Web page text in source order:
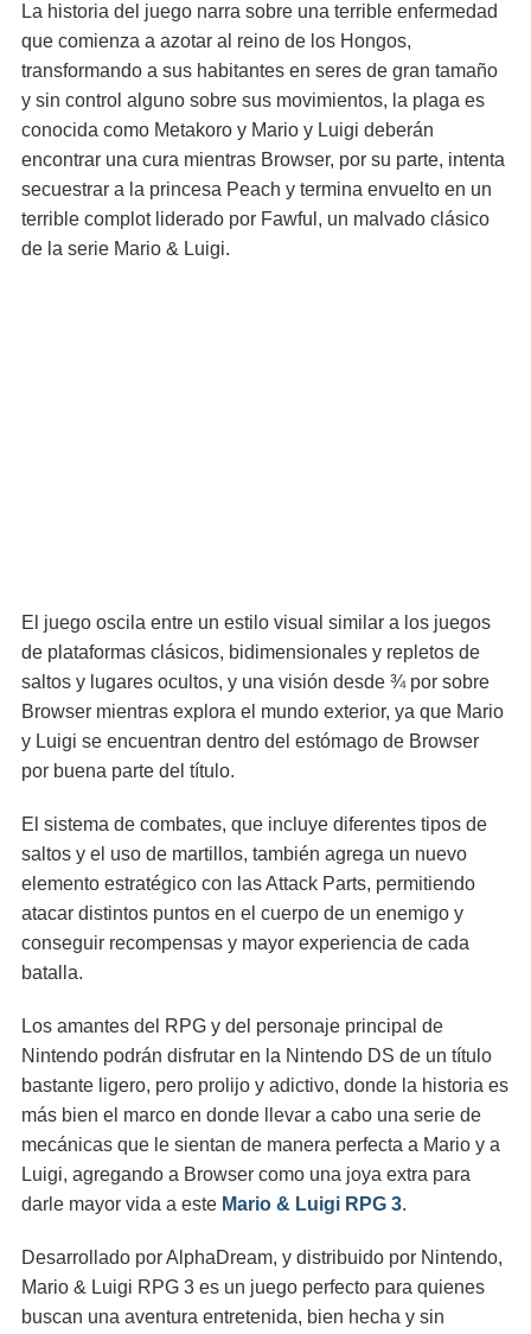
La historia del juego narra sobre una terrible enfermedad
que comienza a azotar al reino de los Hongos,
transformando a sus habitantes en seres de gran tamaño
y sin control alguno sobre sus movimientos, la plaga es
conocida como Metakoro y Mario y Luigi deberán
encontrar una cura mientras Browser, por su parte, intenta
secuestrar a la princesa Peach y termina envuelto en un
terrible complot liderado por Fawful, un malvado clásico
de la serie Mario & Luigi.
El juego oscila entre un estilo visual similar a los juegos
de plataformas clásicos, bidimensionales y repletos de
saltos y lugares ocultos, y una visión desde ¾ por sobre
Browser mientras explora el mundo exterior, ya que Mario
y Luigi se encuentran dentro del estómago de Browser
por buena parte del título.
El sistema de combates, que incluye diferentes tipos de
saltos y el uso de martillos, también agrega un nuevo
elemento estratégico con las Attack Parts, permitiendo
atacar distintos puntos en el cuerpo de un enemigo y
conseguir recompensas y mayor experiencia de cada
batalla.
Los amantes del RPG y del personaje principal de
Nintendo podrán disfrutar en la Nintendo DS de un título
bastante ligero, pero prolijo y adictivo, donde la historia es
más bien el marco en donde llevar a cabo una serie de
mecánicas que le sientan de manera perfecta a Mario y a
Luigi, agregando a Browser como una joya extra para
darle mayor vida a este Mario & Luigi RPG 3.
Desarrollado por AlphaDream, y distribuido por Nintendo,
Mario & Luigi RPG 3 es un juego perfecto para quienes
buscan una aventura entretenida, bien hecha y sin